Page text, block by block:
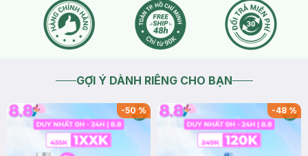
GỢI Ý DÀNH RIÊNG CHO BẠN
-50% -48%